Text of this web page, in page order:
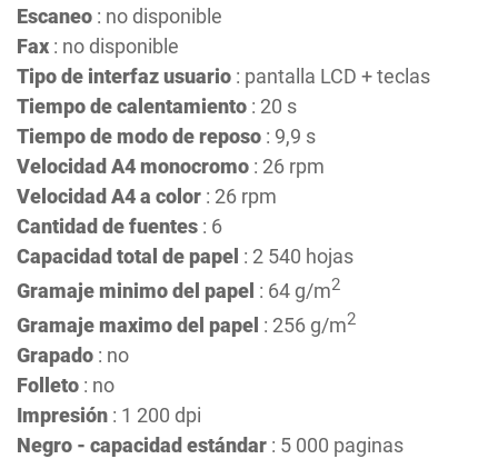
Escaneo : no disponible
Fax : no disponible
Tipo de interfaz usuario : pantalla LCD + teclas
Tiempo de calentamiento : 20 s
Tiempo de modo de reposo : 9,9 s
Velocidad A4 monocromo : 26 rpm
Velocidad A4 a color : 26 rpm
Cantidad de fuentes : 6
Capacidad total de papel : 2 540 hojas
Gramaje minimo del papel : 64 g/m2
Gramaje maximo del papel : 256 g/m2
Grapado : no
Folleto : no
Impresión : 1 200 dpi
Negro - capacidad estándar : 5 000 paginas